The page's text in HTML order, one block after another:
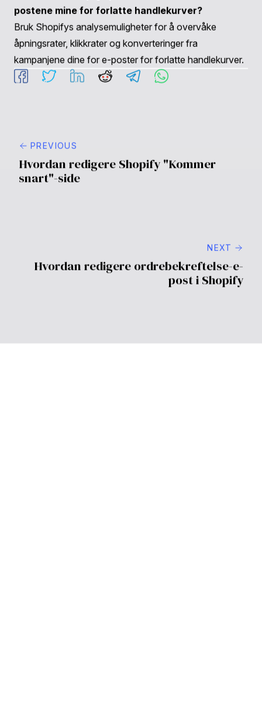
2. Hvor mange e-poster for forlatte handlekurver
bør jeg sende?
En serie på 3-5 e-poster anbefales, fordelt over noen
dager, for å engasjere kunder på ulike stadier av deres
vurdering.
postinnholdet, bilder og den generelle designen av e-
postene for forlatte handlekurver.
4. Hva bør jeg inkludere i e-postene for forlatte
5. Hvordan kan jeg spore effektiviteten til e-
postene mine for forlatte handlekurver?